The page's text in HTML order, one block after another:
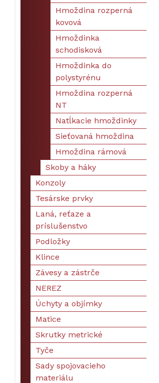
Hmoždina rozperná
kovová
Hmoždinka
schodisková
Hmoždinka do
polystyrénu
Hmoždina rozperná
NT
Natĺkacie hmoždinky
Sieťovaná hmoždina
Hmoždina rámová
Skoby a háky
Konzoly
Tesárske prvky
Laná, reťaze a
príslušenstvo
Podložky
Klince
Závesy a zástrče
NEREZ
Úchyty a objímky
Matice
Skrutky metrické
Tyče
Sady spojovacieho
materiálu